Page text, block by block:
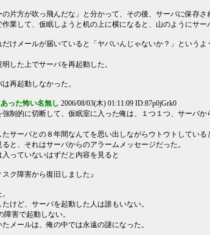
の片方が吹っ飛んだな」と分かって、その後、サーバに保存
業して、仮眠しようと机の上に横になると、山のようにサー
けメールが届いていると「ヤバいんじゃないか？」という
した上でサーバを再起動した。
再起動しなかった。
った怖い名無し 2006/08/03(木) 01:11:09 ID:87p0jGrk0
制的に切断して、仮眠室に入った俺は、１つ１つ、サーバ
サーバとの８年間なんてを思い出しながらウトウトしている
と、それはサーバからのアラームメッセージだった。
入っていないはずだと内容を見ると
スク障害から復旧しました』
けど、サーバを起動した人は誰もいない。
害で起動しない。
メールは、俺の中では永遠の謎になった。